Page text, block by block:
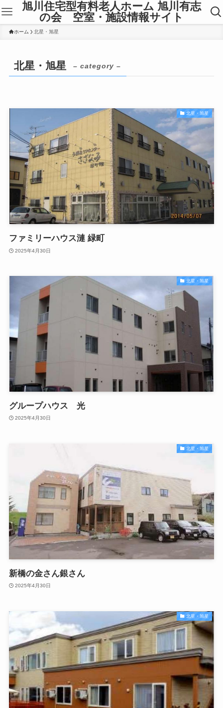
旭川住宅型有料老人ホーム 旭川有志
の会 空室・施設情報サイト
ホーム 北星・旭星
北星・旭星 – category –
北星・旭星
ファミリーハウス漣 緑町
2025年4月30日
北星・旭星
グループハウス 光
2025年4月30日
北星・旭星
新橋の金さん銀さん
2025年4月30日
北星・旭星